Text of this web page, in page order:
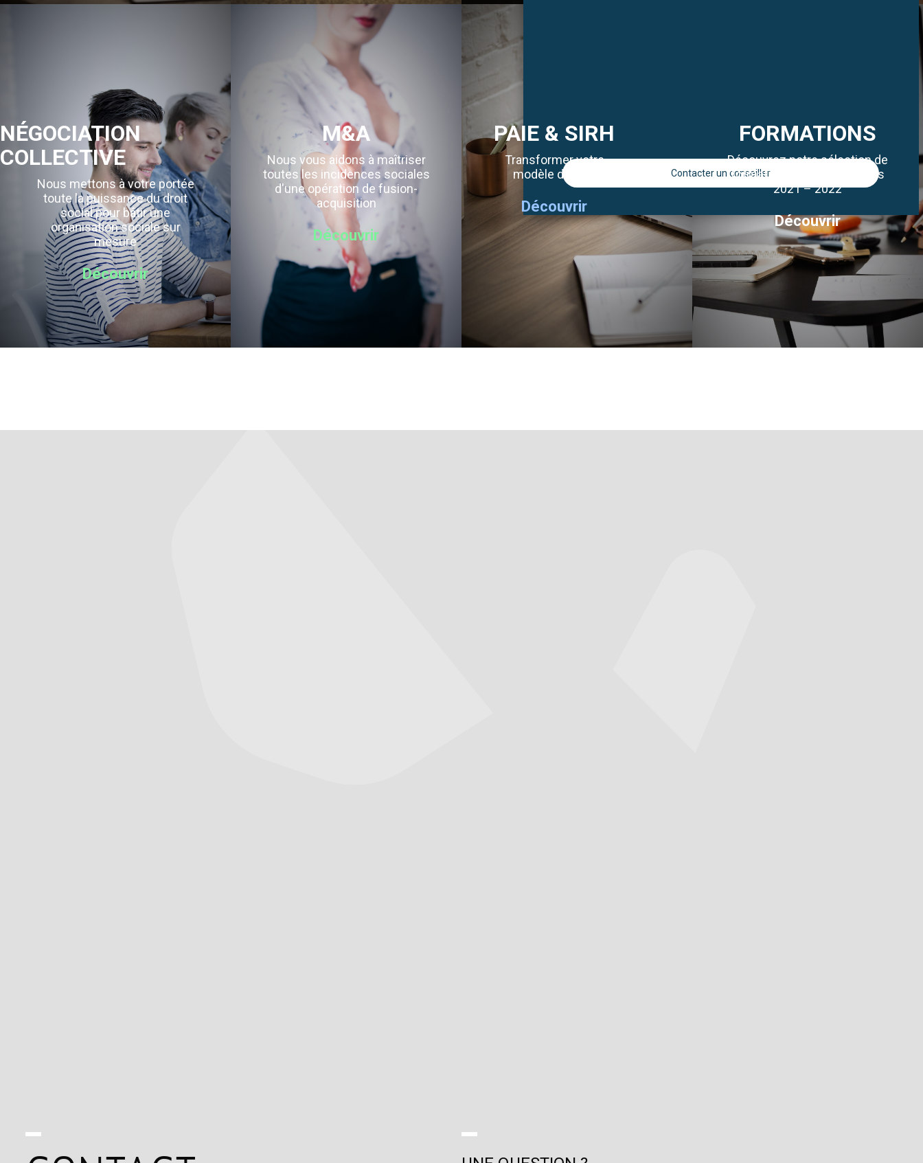
Contacter un conseiller
NÉGOCIATION
COLLECTIVE
Nous mettons à votre portée
toute la puissance du droit
social pour bâtir une
organisation sociale sur
mesure
Découvrir
M&A
Nous vous aidons à maîtriser
toutes les incidences sociales
d'une opération de fusion-
acquisition
Découvrir
PAIE & SIRH
Transformer votre
modèle de paie
Découvrir
FORMATIONS
Découvrez notre sélection de
formations RH et Juridiques
2021 – 2022
Découvrir